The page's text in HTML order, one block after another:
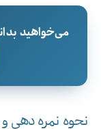
می‌خواهید
نحوه نمره دهی